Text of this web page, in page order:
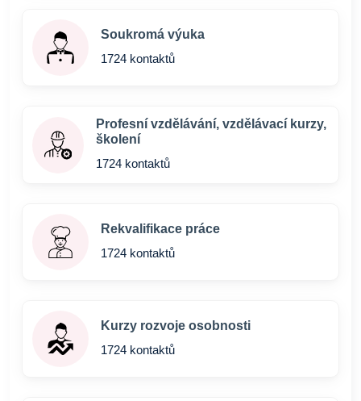
Soukromá výuka
1724 kontaktů
Profesní vzdělávání, vzdělávací kurzy,
školení
1724 kontaktů
Rekvalifikace práce
1724 kontaktů
Kurzy rozvoje osobnosti
1724 kontaktů